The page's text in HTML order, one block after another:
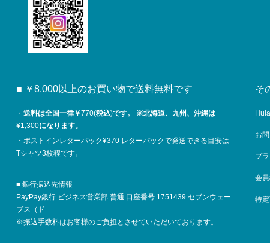
■ ￥8,000以上のお買い物で送料無料です
・ 送料は全国一律￥770(税込)です。 ※北海道、九州、沖縄は
¥1,300になります。
・ポストインレターパック¥370 レターパックで発送できる目安は
Tシャツ3枚程です。
■ 銀行振込先情報
PayPay銀行 ビジネス営業部 普通 口座番号 1751439 セブンウェー
ブス（ド
※振込手数料はお客様のご負担とさせていただいております。
そ
お
プ
会
特